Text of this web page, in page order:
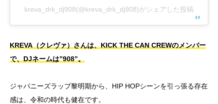
kreva_drk_dj908(@kreva_drk_dj908)がシェアした投稿
KREVA（クレヴァ）さんは、KICK THE CAN CREWのメンバー
で、DJネームは”908”。
ジャパニーズラップ黎明期から、HIP HOPシーンを引っ張る存在
感は、令和の時代も健在です。